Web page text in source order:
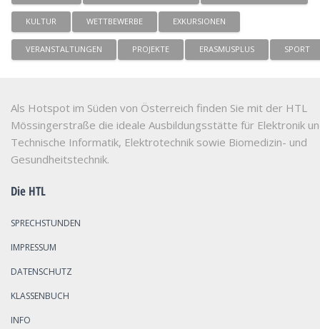
KULTUR WETTBEWERBE EXKURSIONEN
VERANSTALTUNGEN PROJEKTE ERASMUSPLUS SPORT
Als Hotspot im Süden von Österreich finden Sie mit der HTL
Mössingerstraße die ideale Ausbildungsstätte für Elektronik
Technische Informatik, Elektrotechnik sowie Biomedizin- und
Gesundheitstechnik.
Die HTL
SPRECHSTUNDEN
IMPRESSUM
DATENSCHUTZ
KLASSENBUCH
INFO